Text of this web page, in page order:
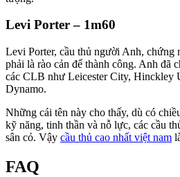
Levi Porter – 1m60
Levi Porter, cầu thủ người Anh, chứng
phải là rào cản để thành công. Anh đã
các CLB như Leicester City, Hinckley
Dynamo.
Những cái tên này cho thấy, dù có
kỹ năng, tinh thần và nỗ lực, các cầu
sân cỏ. Vậy cầu thủ cao nhất việt nam
FAQ